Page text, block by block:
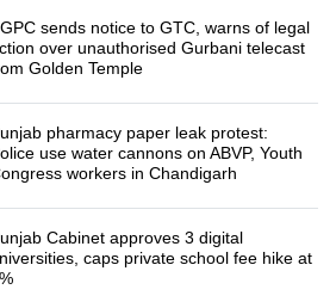
sends notice to GTC, warns of legal
over unauthorised Gurbani telecast
Golden Temple
pharmacy paper leak protest:
use water cannons on ABVP, Youth
workers in Chandigarh
Cabinet approves 3 digital
caps private school fee hike at